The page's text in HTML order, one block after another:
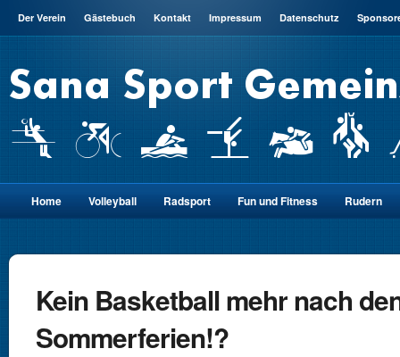
Der Verein Gästebuch Kontakt Impressum Datenschutz
Home Volleyball Radsport Fun und Fitness Rudern
Kein Basketball mehr nach
Sommerferien!?